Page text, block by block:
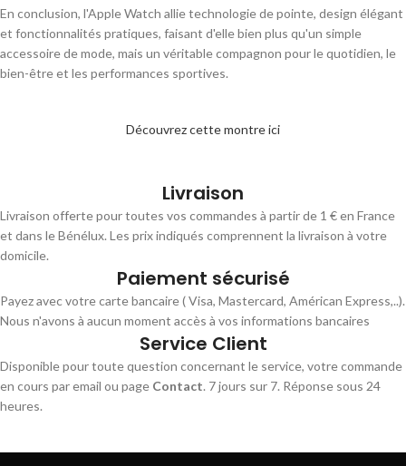
En conclusion, l'Apple Watch allie technologie de pointe, design élégant
et fonctionnalités pratiques, faisant d'elle bien plus qu'un simple
accessoire de mode, mais un véritable compagnon pour le quotidien, le
bien-être et les performances sportives.
Découvrez cette montre ici
Livraison
Livraison offerte pour toutes vos commandes à partir de 1 € en France
et dans le Bénélux. Les prix indiqués comprennent la livraison à votre
domicile.
Paiement sécurisé
Payez avec votre carte bancaire ( Visa, Mastercard, Américan Express,..).
Nous n'avons à aucun moment accès à vos informations bancaires
Service Client
Disponible pour toute question concernant le service, votre commande
en cours par email ou page Contact. 7 jours sur 7. Réponse sous 24
heures.